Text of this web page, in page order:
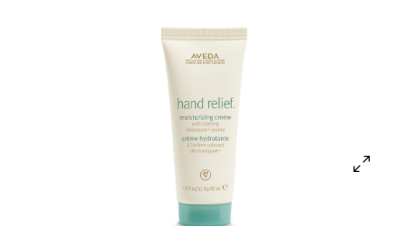
CUOIO CAPELLUTO SENSIBILE
TUTTE LE COLLEZIONI